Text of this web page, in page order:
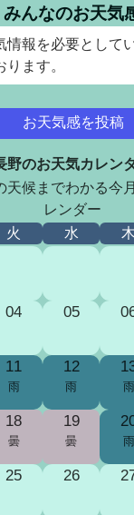
みんなのお天気
情報を必要として
ます。
お天気感を投稿
野のお天気カレン
天候までわかる今
レンダー
火 水 木
04 05
11
雨
12
雨 雨
18
曇
19
曇 雨
25 26